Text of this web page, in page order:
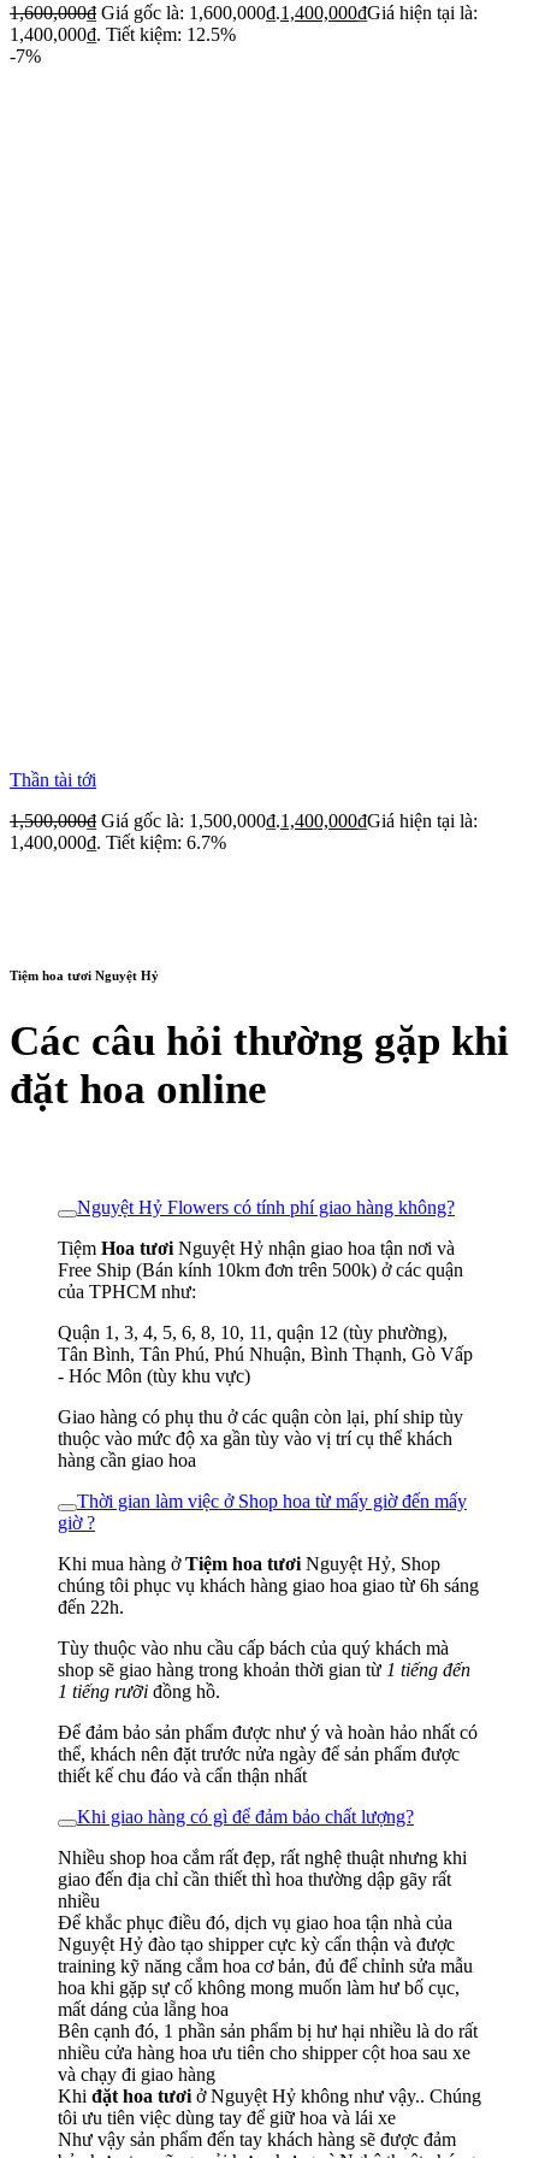
1,600,000₫ Giá gốc là: 1,600,000₫.1,400,000₫Giá hiện tại là:
1,400,000₫. Tiết kiệm: 12.5%
-7%
Thần tài tới
1,500,000₫ Giá gốc là: 1,500,000₫.1,400,000₫Giá hiện tại là:
1,400,000₫. Tiết kiệm: 6.7%
Tiệm hoa tươi Nguyệt Hỷ
Các câu hỏi thường gặp khi
đặt hoa online
Nguyệt Hỷ Flowers có tính phí giao hàng không?
Tiệm Hoa tươi Nguyệt Hỷ nhận giao hoa tận nơi và
Free Ship (Bán kính 10km đơn trên 500k) ở các quận
của TPHCM như:
Quận 1, 3, 4, 5, 6, 8, 10, 11, quận 12 (tùy phường),
Tân Bình, Tân Phú, Phú Nhuận, Bình Thạnh, Gò Vấp
- Hóc Môn (tùy khu vực)
Giao hàng có phụ thu ở các quận còn lại, phí ship tùy
thuộc vào mức độ xa gần tùy vào vị trí cụ thể khách
hàng cần giao hoa
Thời gian làm việc ở Shop hoa từ mấy giờ đến mấy
giờ ?
Khi mua hàng ởTiệm hoa tươi Nguyệt Hỷ, Shop
chúng tôi phục vụ khách hàng giao hoa giao từ 6h sáng
đến 22h.
Tùy thuộc vào nhu cầu cấp bách của quý khách mà
shop sẽ giao hàng trong khoản thời gian từ 1 tiếng đến
1 tiếng rưỡi đồng hồ.
Để đảm bảo sản phẩm được như ý và hoàn hảo nhất có
thể, khách nên đặt trước nửa ngày để sản phẩm được
thiết kế chu đáo và cẩn thận nhất
Khi giao hàng có gì để đảm bảo chất lượng?
Nhiều shop hoa cắm rất đẹp, rất nghệ thuật nhưng khi
giao đến địa chỉ cần thiết thì hoa thường dập gãy rất
nhiều
Để khắc phục điều đó, dịch vụ giao hoa tận nhà của
Nguyệt Hỷ đào tạo shipper cực kỳ cẩn thận và được
training kỹ năng cắm hoa cơ bản, đủ để chỉnh sửa mẫu
hoa khi gặp sự cố không mong muốn làm hư bố cục,
mất dáng của lẵng hoa
Bên cạnh đó, 1 phần sản phẩm bị hư hại nhiều là do rất
nhiều cửa hàng hoa ưu tiên cho shipper cột hoa sau xe
và chạy đi giao hàng
Khi đặt hoa tươi ở Nguyệt Hỷ không như vậy.. Chúng
tôi ưu tiên việc dùng tay để giữ hoa và lái xe
Như vậy sản phẩm đến tay khách hàng sẽ được đảm